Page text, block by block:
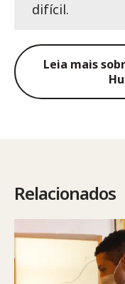
difícil.
Leia mais
Relacionados